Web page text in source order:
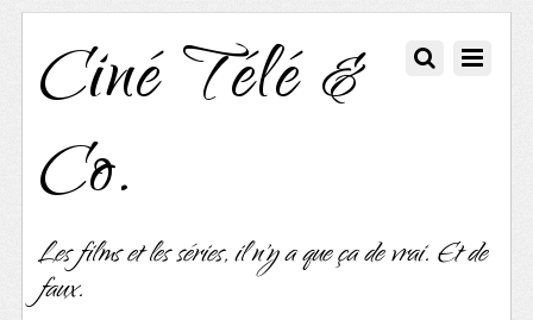
Ciné Télé &
Co.
Les films et les séries, il n'y a que ça de vrai. Et de
faux.